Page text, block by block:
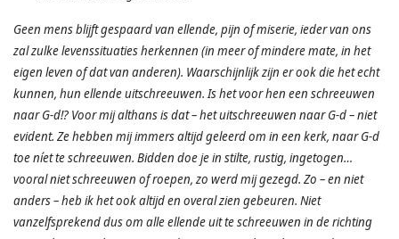
Geen mens blijft gespaard van ellende, pijn of miserie, ieder van ons
zal zulke levenssituaties herkennen (in meer of mindere mate, in het
eigen leven of dat van anderen). Waarschijnlijk zijn er ook die het echt
kunnen, hun ellende uitschreeuwen. Is het voor hen een schreeuwen
naar G-d!? Voor mij althans is dat – het uitschreeuwen naar G-d – niet
evident. Ze hebben mij immers altijd geleerd om in een kerk, naar G-d
toe níet te schreeuwen. Bidden doe je in stilte, rustig, ingetogen…
vooral niet schreeuwen of roepen, zo werd mij gezegd. Zo – en niet
anders – heb ik het ook altijd en overal zien gebeuren. Niet
vanzelfsprekend dus om alle ellende uit te schreeuwen in de richting